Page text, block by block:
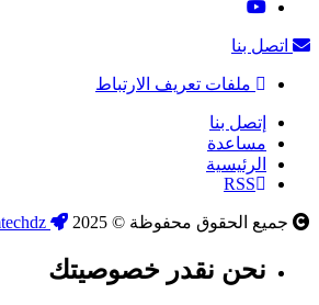
اتصل بنا
ملفات تعريف الارتباط
إتصل بنا
مساعدة
الرئيسية
RSS
جميع الحقوق محفوظة © 2025
نحن نقدر خصوصيتك